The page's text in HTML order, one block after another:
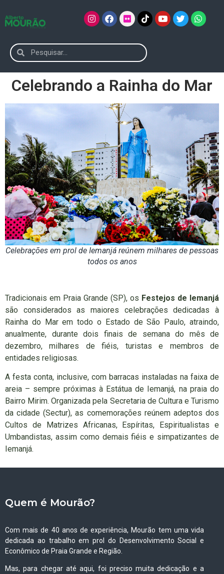
Celebrando a Rainha do Mar
Celebrações em prol de Iemanjá reúnem milhares de pessoas
todos os anos
Tradicionais em Praia Grande (SP), os Festejos de Iemanjá
são considerados as maiores celebrações dedicadas à
Rainha do Mar em todo o Estado de São Paulo, atraindo,
anualmente, durante dois finais de semana do mês de
dezembro, milhares de fiéis, turistas e membros de
entidades religiosas.
A festa conta, inclusive, com barracas instaladas na faixa de
areia – sempre próximas à Estátua de Iemanjá, na praia do
Bairro Mirim. Organizada pela Secretaria de Cultura e Turismo
da cidade (Sectur), as comemorações reúnem adeptos dos
Cultos de Matrizes Africanas, Espíritas, Espiritualistas e
Umbandistas, assim como demais fiéis e simpatizantes de
Iemanjá.
Quem é Mourão?
Com mais de 40 anos de experiência, Mourão tem uma vida
dedicada ao trabalho em prol do Desenvolvimento Social e
Econômico de Praia Grande e Região.
Mas, para chegar até aqui, foi preciso muita dedicação e a